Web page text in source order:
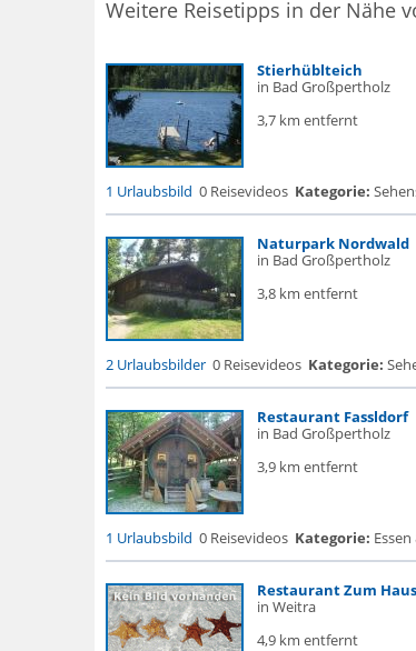
Weitere Reisetipps in der Nähe
Stierhüblteich
in Bad Großpertholz
3,7 km entfernt
1 Urlaubsbild 0 Reisevideos Kategorie:
Naturpark Nordwald
in Bad Großpertholz
3,8 km entfernt
2 Urlaubsbilder 0 Reisevideos Kategorie:
Restaurant Fassldorf
in Bad Großpertholz
3,9 km entfernt
1 Urlaubsbild 0 Reisevideos Kategorie:
Restaurant Zum
in Weitra
4,9 km entfernt